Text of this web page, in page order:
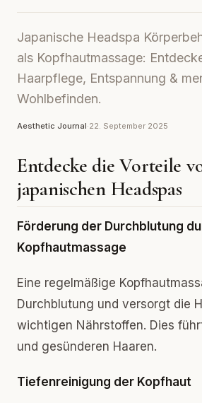
Japanische Headspa
als Kopfhautmassage:
Haarpflege, Entspannung &
Wohlbefinden.
Aesthetic Journal·22. September 2025
Entdecke die Vorteile
japanischen Headspas
Förderung der Durchblutung
Kopfhautmassage
Eine regelmäßige
Durchblutung und versorgt die
wichtigen Nährstoffen. Dies
und gesünderen Haaren.
Tiefenreinigung der Kopfhaut